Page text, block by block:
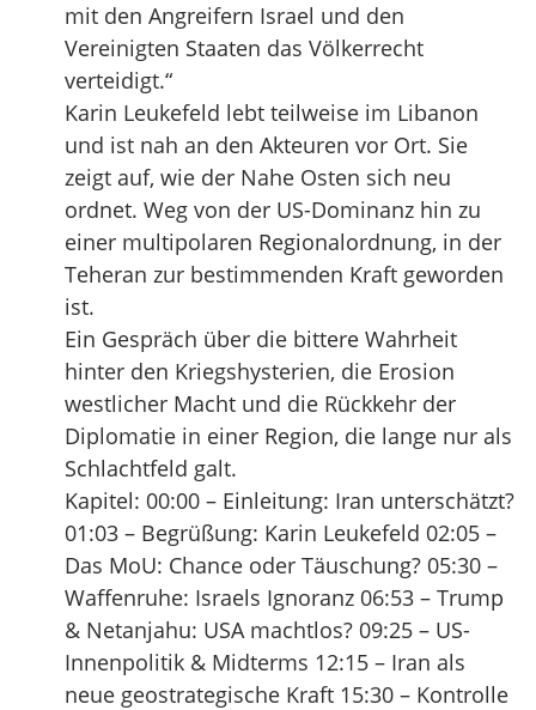
mit den Angreifern Israel und den
Vereinigten Staaten das Völkerrecht
verteidigt.“
Karin Leukefeld lebt teilweise im Libanon
und ist nah an den Akteuren vor Ort. Sie
zeigt auf, wie der Nahe Osten sich neu
ordnet. Weg von der US-Dominanz hin zu
einer multipolaren Regionalordnung, in der
Teheran zur bestimmenden Kraft geworden
ist.
Ein Gespräch über die bittere Wahrheit
hinter den Kriegshysterien, die Erosion
westlicher Macht und die Rückkehr der
Diplomatie in einer Region, die lange nur als
Schlachtfeld galt.
Kapitel: 00:00 – Einleitung: Iran unterschätzt?
01:03 – Begrüßung: Karin Leukefeld 02:05 –
Das MoU: Chance oder Täuschung? 05:30 –
Waffenruhe: Israels Ignoranz 06:53 – Trump
& Netanjahu: USA machtlos? 09:25 – US-
Innenpolitik & Midterms 12:15 – Iran als
neue geostrategische Kraft 15:30 – Kontrolle